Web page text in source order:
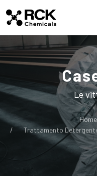
Le
Home
Trattamento